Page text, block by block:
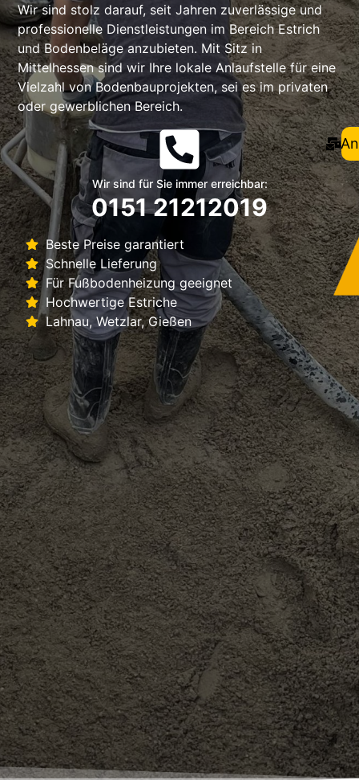
Wir sind stolz darauf, seit Jahren zuverlässige und
professionelle Dienstleistungen im Bereich Estrich
und Bodenbeläge anzubieten. Mit Sitz in
Mittelhessen sind wir Ihre lokale Anlaufstelle für eine
Vielzahl von Bodenbauprojekten, sei es im privaten
oder gewerblichen Bereich.
Wir sind für Sie immer erreichbar:
0151 21212019
Beste Preise garantiert
Schnelle Lieferung
Für Fußbodenheizung geeignet
Hochwertige Estriche
Lahnau, Wetzlar, Gießen